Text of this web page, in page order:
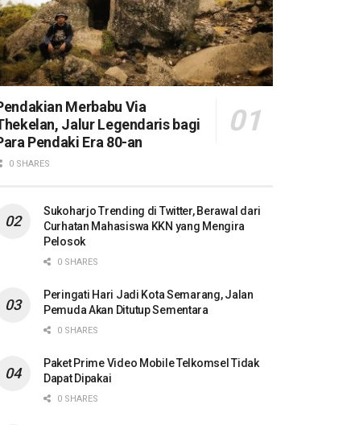
Merbabu Via
Jalur Legendaris bagi
Pendaki Era 80-an
0 SHARES
Sukoharjo Trending di Twitter, Berawal dari
Curhatan Mahasiswa KKN yang Mengira
Pelosok
0 SHARES
Peringati Hari Jadi Kota Semarang, Jalan
Pemuda Akan Ditutup Sementara
0 SHARES
Paket Prime Video Mobile Telkomsel Tidak
Dapat Dipakai
0 SHARES